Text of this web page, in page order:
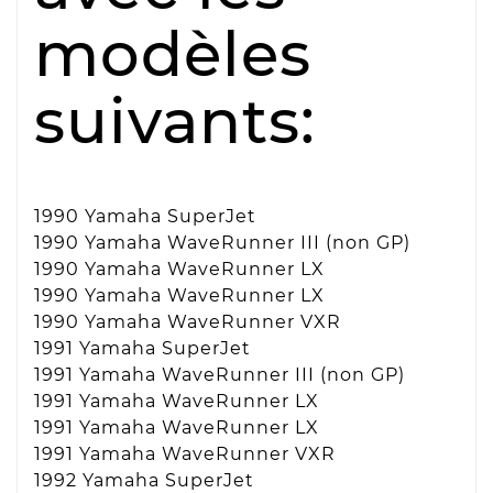
modèles
suivants:
1990 Yamaha SuperJet
1990 Yamaha WaveRunner III (non GP)
1990 Yamaha WaveRunner LX
1990 Yamaha WaveRunner LX
1990 Yamaha WaveRunner VXR
1991 Yamaha SuperJet
1991 Yamaha WaveRunner III (non GP)
1991 Yamaha WaveRunner LX
1991 Yamaha WaveRunner LX
1991 Yamaha WaveRunner VXR
1992 Yamaha SuperJet